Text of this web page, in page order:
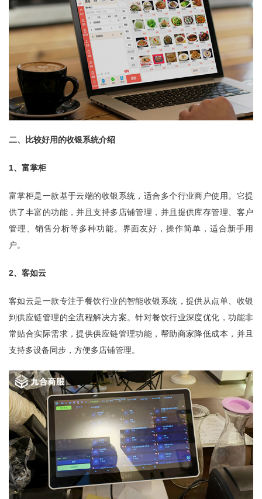
二、比较好用的收银系统介绍
1、富掌柜
富掌柜是一款基于云端的收银系统，适合多个行业商户使用。它提
供了丰富的功能，并且支持多店铺管理，并且提供库存管理、客户
管理、销售分析等多种功能。界面友好，操作简单，适合新手用
户。
2、客如云
客如云是一款专注于餐饮行业的智能收银系统，提供从点单、收银
到供应链管理的全流程解决方案。针对餐饮行业深度优化，功能非
常贴合实际需求，提供供应链管理功能，帮助商家降低成本，并且
支持多设备同步，方便多店铺管理。